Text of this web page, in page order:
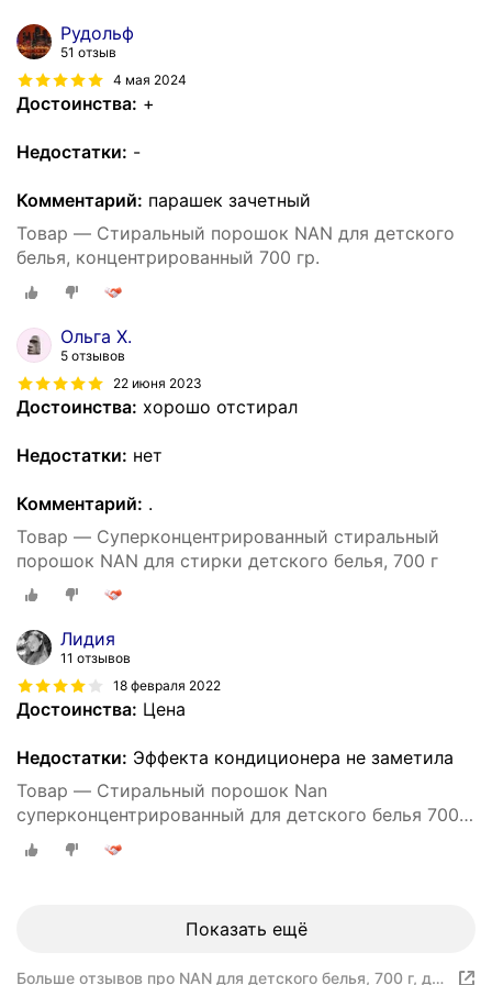
Рудольф
51 отзыв
4 мая 2024
Достоинства: +
Недостатки: -
Комментарий: парашек зачетный
Товар — Стиральный порошок NAN для детского
белья, концентрированный 700 гр.
Ольга Х.
5 отзывов
22 июня 2023
Достоинства: хорошо отстирал
Недостатки: нет
Комментарий: .
Товар — Суперконцентрированный стиральный
порошок NAN для стирки детского белья, 700 г
Лидия
11 отзывов
18 февраля 2022
Достоинства: Цена
Недостатки: Эффекта кондиционера не заметила
Товар — Стиральный порошок Nan
суперконцентрированный для детского белья 700
гр
Показать ещё
Больше отзывов про NAN для детского белья, 700 г, для